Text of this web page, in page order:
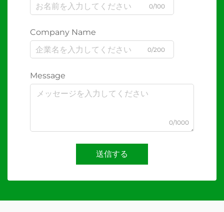
0/100
Company Name
0/200
Message
0/1000
送信する